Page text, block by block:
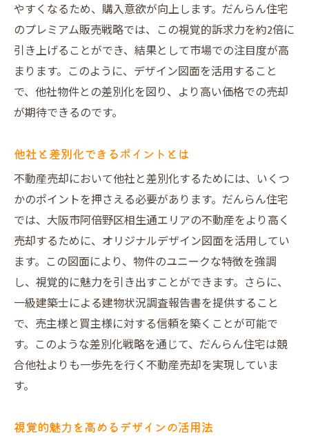
やすくなるため、購入意欲が向上します。だんらん住宅
のプレミアム販売戦略では、この視覚的訴求力を約2倍に
引き上げることができ、結果として市場での注目度が高
まります。このように、デザイン図面を活用すること
で、他社物件との差別化を図り、より高い価格での売却
が期待できるのです。
他社と差別化できるポイントとは
不動産売却において他社と差別化するためには、いくつ
かのポイントを押さえる必要があります。だんらん住宅
では、大阪市阿倍野区相生通エリアの不動産をより高く
売却するために、オリジナルデザイン図面を活用してい
ます。この図面により、物件のユニークな特徴を強調
し、視覚的に魅力を引き出すことができます。さらに、
一級建築士による建物状況調査報告書を提供すること
で、売主様と買主様に対する信頼を築くことが可能で
す。このような差別化戦略を通じて、だんらん住宅は競
合他社よりも一歩先を行く不動産売却を実現していま
す。
視覚的魅力を高めるデザインの活用法